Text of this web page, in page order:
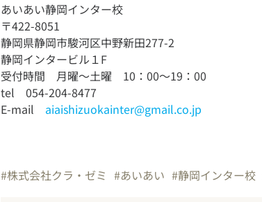
あいあい静岡インター校
〒422-8051
静岡県静岡市駿河区中野新田277-2
静岡インタービル１F
受付時間 月曜～土曜 10：00～19：00
tel 054-204-8477
E-mail aiaishizuokainter@gmail.co.jp
#株式会社クラ・ゼミ #あいあい #静岡インター校